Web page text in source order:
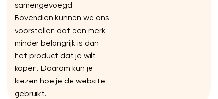
samengevoegd.
Bovendien kunnen we ons
voorstellen dat een merk
minder belangrijk is dan
het product dat je wilt
kopen. Daarom kun je
kiezen hoe je de website
gebruikt.